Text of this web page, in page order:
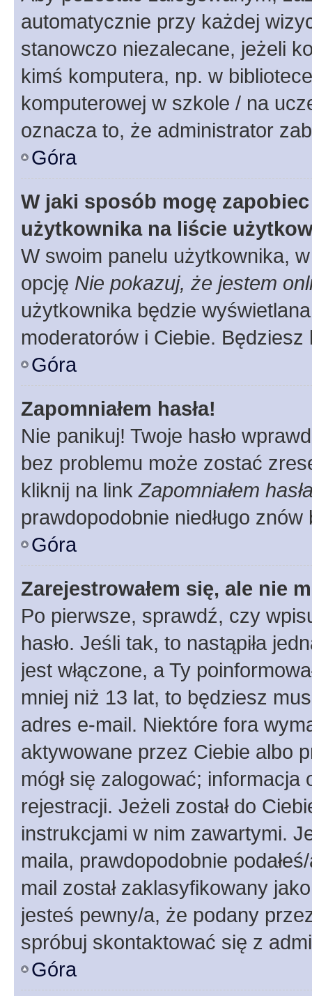
automatycznie przy każdej
stanowczo niezalecane, jeżeli
kimś komputera, np. w
komputerowej w szkole / na
oznacza to, że administrator
Góra
W jaki sposób mogę
użytkownika na liście
W swoim panelu użytkownika,
opcję Nie pokazuj, że jestem
użytkownika będzie
moderatorów i Ciebie.
Góra
Zapomniałem hasła!
Nie panikuj! Twoje hasło
bez problemu może zostać
kliknij na linkZapomniałem
prawdopodobnie niedługo
Góra
Zarejestrowałem się, ale nie
Po pierwsze, sprawdź, czy
hasło. Jeśli tak, to nastąpiła
jest włączone, a Ty
mniej niż 13 lat, to będziesz
adres e-mail. Niektóre fora
aktywowane przez Ciebie albo
mógł się zalogować;
rejestracji. Jeżeli został do
instrukcjami w nim zawartymi.
maila, prawdopodobnie
mail został zaklasyfikowany
jesteś pewny/a, że podany
spróbuj skontaktować się z
Góra